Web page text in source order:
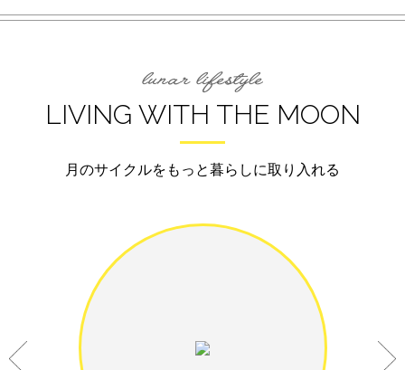
LIVING WITH THE MOON
月のサイクルをもっと暮らしに取り入れる